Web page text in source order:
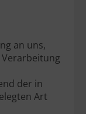
an uns,
der in
Art